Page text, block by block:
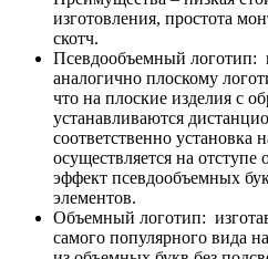
изготовления, простота
скотч.
Псевдообъемный логотип:
аналогично плоскому
что на плоские изделия с
устанавливаются
соответственно установка
осуществляется на
эффект псевдообъемных
элементов.
Объемный логотип:
самого популярного вида